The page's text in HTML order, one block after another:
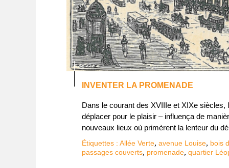
INVENTER LA PROMENADE
Dans le courant des XVIIIe et XIXe siècles,
déplacer pour le plaisir – influença de
nouveaux lieux où primèrent la lenteur du
Étiquettes : Allée Verte, avenue Louise, bois
passages couverts, promenade, quartier